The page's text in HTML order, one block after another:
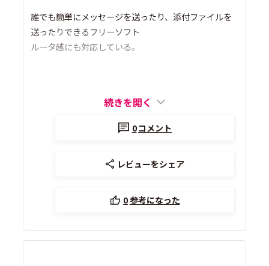
誰でも簡単にメッセージを送ったり、添付ファイルを
送ったりできるフリーソフト
ルータ越にも対応している。
続きを開く
0コメント
レビューをシェア
0参考になった